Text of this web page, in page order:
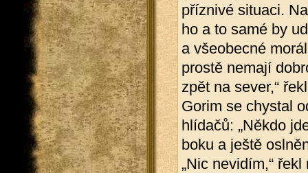
příznivé situaci.
ho a to samé by
a všeobecné
prostě nemají
zpět na sever,“
Gorim se chystal
hlídačů: „Někdo
boku a ještě
„Nic nevidím,“